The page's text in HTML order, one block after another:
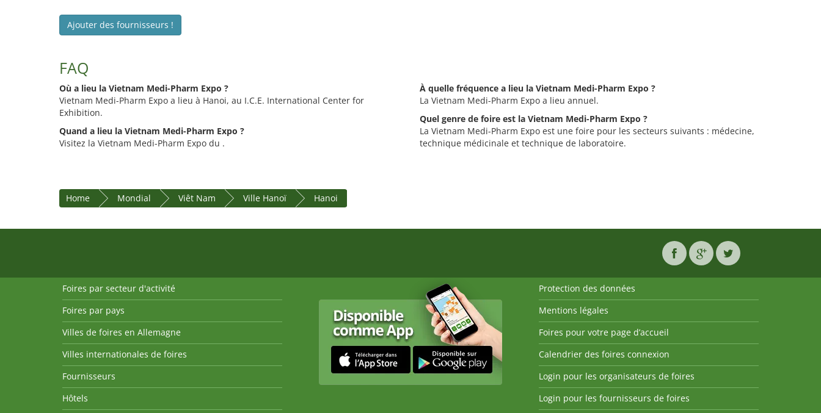
Ajouter des fournisseurs !
FAQ
Où a lieu la Vietnam Medi-Pharm Expo ?
Vietnam Medi-Pharm Expo a lieu à Hanoi, au I.C.E. International Center for
Exhibition.
Quand a lieu la Vietnam Medi-Pharm Expo ?
Visitez la Vietnam Medi-Pharm Expo du .
À quelle fréquence a lieu la Vietnam Medi-Pharm Expo ?
La Vietnam Medi-Pharm Expo a lieu annuel.
Quel genre de foire est la Vietnam Medi-Pharm Expo ?
La Vietnam Medi-Pharm Expo est une foire pour les secteurs suivants : médecine,
technique médicinale et technique de laboratoire.
Home Mondial Viêt Nam Ville Hanoï Hanoi
Foires par secteur d'activité
Foires par pays
Villes de foires en Allemagne
Villes internationales de foires
Fournisseurs
Hôtels
Protection des données
Mentions légales
Foires pour votre page d’accueil
Calendrier des foires connexion
Login pour les organisateurs de foires
Login pour les fournisseurs de foires